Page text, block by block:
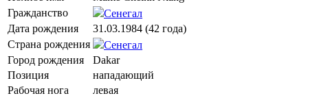
Гражданство
Сенегал
Дата рождения
31.03.1984 (42 года)
Страна рождения
Сенегал
Город рождения
Dakar
Позиция
нападающий
Рабочая нога
левая